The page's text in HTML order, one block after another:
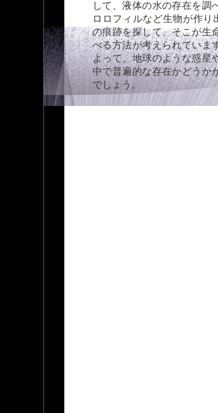
して、液体の水の存在を調
ロロフィルなど生物が作
の痕跡を探して、そこが生
べる方法が考えられていま
よって、地球のような惑星
中で普遍的な存在かどうか
でしょう。